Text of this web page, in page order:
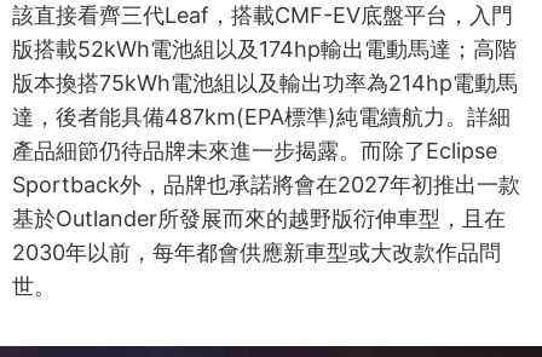
該直接看齊三代Leaf，搭載CMF-EV底盤平台，入門
版搭載52kWh電池組以及174hp輸出電動馬達；高階
版本換搭75kWh電池組以及輸出功率為214hp電動馬
達，後者能具備487km(EPA標準)純電續航力。詳細
產品細節仍待品牌未來進一步揭露。而除了Eclipse
Sportback外，品牌也承諾將會在2027年初推出一款
基於Outlander所發展而來的越野版衍伸車型，且在
2030年以前，每年都會供應新車型或大改款作品問
世。